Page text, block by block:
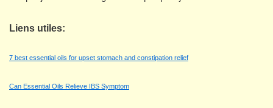
Liens utiles:
7 best essential oils for upset stomach and constipation relief
Can Essential Oils Relieve IBS Symptom